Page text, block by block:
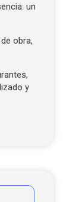
un
obra,
y